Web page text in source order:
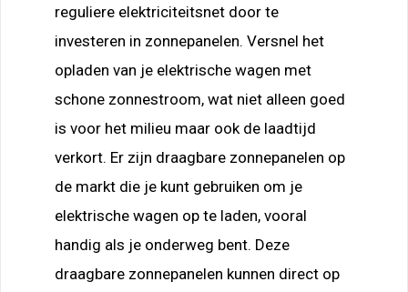
reguliere elektriciteitsnet door te
investeren in zonnepanelen. Versnel het
opladen van je elektrische wagen met
schone zonnestroom, wat niet alleen goed
is voor het milieu maar ook de laadtijd
verkort. Er zijn draagbare zonnepanelen op
de markt die je kunt gebruiken om je
elektrische wagen op te laden, vooral
handig als je onderweg bent. Deze
draagbare zonnepanelen kunnen direct op